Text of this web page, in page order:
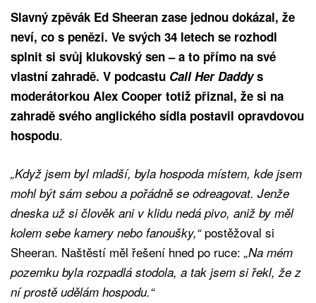
Slavný zpěvák Ed Sheeran zase jednou dokázal, že
neví, co s penězi. Ve svých 34 letech se rozhodl
splnit si svůj klukovský sen – a to přímo na své
vlastní zahradě. V podcastu Call Her Daddys
moderátorkou Alex Cooper totiž přiznal, že si na
zahradě svého anglického sídla postavil opravdovou
hospodu.
„Když jsem byl mladší, byla hospoda místem, kde jsem
mohl být sám sebou a pořádně se odreagovat. Jenže
dneska už si člověk ani v klidu nedá pivo, aniž by měl
kolem sebe kamery nebo fanoušky,“postěžoval si
Sheeran. Naštěstí měl řešení hned po ruce: „Na mém
pozemku byla rozpadlá stodola, a tak jsem si řekl, že z
ní prostě udělám hospodu.“